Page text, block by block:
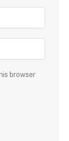
browser